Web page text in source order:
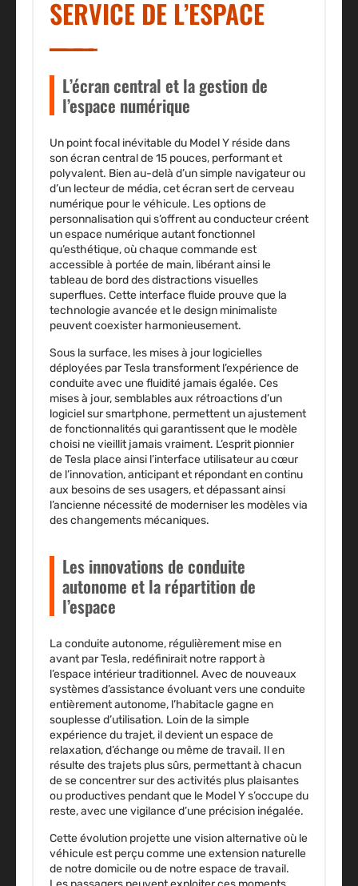
SERVICE DE L’ESPACE
L’écran central et la gestion de
l’espace numérique
Un point focal inévitable du Model Y réside dans
son écran central de 15 pouces, performant et
polyvalent. Bien au-delà d’un simple navigateur ou
d’un lecteur de média, cet écran sert de cerveau
numérique pour le véhicule. Les options de
personnalisation qui s’offrent au conducteur créent
un espace numérique autant fonctionnel
qu’esthétique, où chaque commande est
accessible à portée de main, libérant ainsi le
tableau de bord des distractions visuelles
superflues. Cette interface fluide prouve que la
technologie avancée et le design minimaliste
peuvent coexister harmonieusement.
Sous la surface, les mises à jour logicielles
déployées par Tesla transforment l’expérience de
conduite avec une fluidité jamais égalée. Ces
mises à jour, semblables aux rétroactions d’un
logiciel sur smartphone, permettent un ajustement
de fonctionnalités qui garantissent que le modèle
choisi ne vieillit jamais vraiment. L’esprit pionnier
de Tesla place ainsi l’interface utilisateur au cœur
de l’innovation, anticipant et répondant en continu
aux besoins de ses usagers, et dépassant ainsi
l’ancienne nécessité de moderniser les modèles via
des changements mécaniques.
Les innovations de conduite
autonome et la répartition de
l’espace
La conduite autonome, régulièrement mise en
avant par Tesla, redéfinirait notre rapport à
l’espace intérieur traditionnel. Avec de nouveaux
systèmes d’assistance évoluant vers une conduite
entièrement autonome, l’habitacle gagne en
souplesse d’utilisation. Loin de la simple
expérience du trajet, il devient un espace de
relaxation, d’échange ou même de travail. Il en
résulte des trajets plus sûrs, permettant à chacun
de se concentrer sur des activités plus plaisantes
ou productives pendant que le Model Y s’occupe du
reste, avec une vigilance d’une précision inégalée.
Cette évolution projette une vision alternative où le
véhicule est perçu comme une extension naturelle
de notre domicile ou de notre espace de travail.